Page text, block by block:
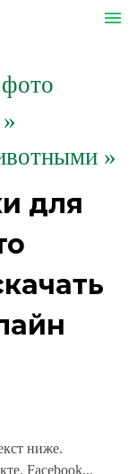
menu
»
»
для
ниже.
Facebook...